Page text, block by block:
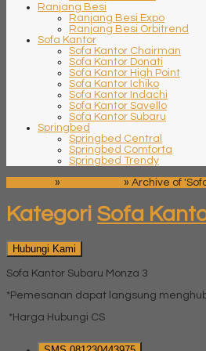
Ranjang Besi
Ranjang Besi Expo
Ranjang Besi Orbitrend
Sofa Kantor
Sofa Kantor Chairman
Sofa Kantor Donati
Sofa Kantor High Point
Sofa Kantor Ichiko
Sofa Kantor Indachi
Sofa Kantor Savello
Sofa Kantor Subaru
Springbed
Springbed Central
Springbed Comforta
Springbed Trendy
» » Archive of
Kategori Sofa
Hubungi Kami
Sofa Kantor Subaru Monza 3
*Pemesanan dapat langsung
*Harga Hubungi CS